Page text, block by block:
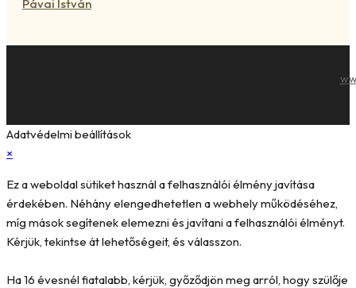
Pávai István
Adatvédelmi beállítások
×
Ez a weboldal sütiket használ a felhasználói élmény javítása
érdekében. Néhány elengedhetetlen a webhely működéséhez,
míg mások segítenek elemezni és javítani a felhasználói élményt.
Kérjük, tekintse át lehetőségeit, és válasszon.
Ha 16 évesnél fiatalabb, kérjük, győződjön meg arról, hogy szülője